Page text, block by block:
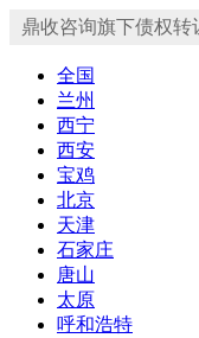
鼎收咨询旗下债权转
全国
兰州
西宁
西安
宝鸡
北京
天津
石家庄
唐山
太原
呼和浩特